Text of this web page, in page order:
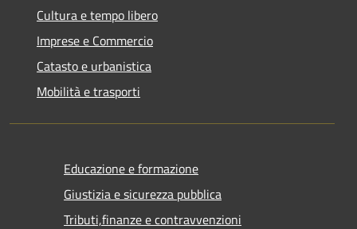
Cultura e tempo libero
Imprese e Commercio
Catasto e urbanistica
Mobilità e trasporti
Educazione e formazione
Giustizia e sicurezza pubblica
Tributi,finanze e contravvenzioni